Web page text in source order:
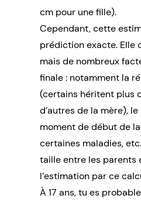
cm pour une fille).
Cependant, cette
prédiction exacte. Elle
mais de nombreux
finale : notamment la
(certains héritent plus
d’autres de la mère),
moment de début de
certaines maladies,
taille entre les parents
l’estimation par ce
À 17 ans, tu es